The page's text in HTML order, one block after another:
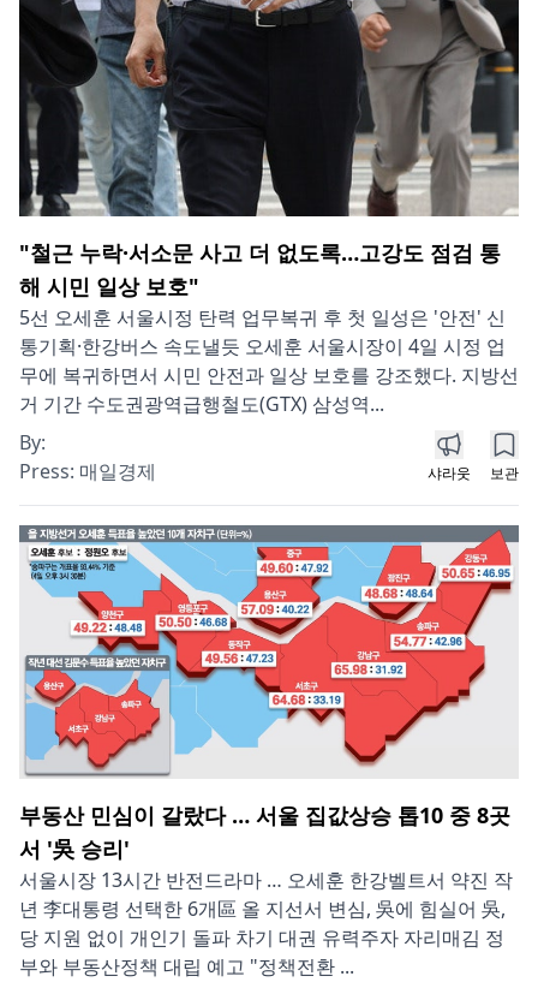
"철근 누락·서소문 사고 더 없도록…고강도 점검 통
해 시민 일상 보호"
5선 오세훈 서울시정 탄력 업무복귀 후 첫 일성은 '안전' 신
통기획·한강버스 속도낼듯 오세훈 서울시장이 4일 시정 업
무에 복귀하면서 시민 안전과 일상 보호를 강조했다. 지방선
거 기간 수도권광역급행철도(GTX) 삼성역...
By:
Press: 매일경제 샤라웃 보관
부동산 민심이 갈랐다 … 서울 집값상승 톱10 중 8곳
서 '吳 승리'
서울시장 13시간 반전드라마 … 오세훈 한강벨트서 약진 작
년 李대통령 선택한 6개區 올 지선서 변심, 吳에 힘실어 吳,
당 지원 없이 개인기 돌파 차기 대권 유력주자 자리매김 정
부와 부동산정책 대립 예고 "정책전환 ...